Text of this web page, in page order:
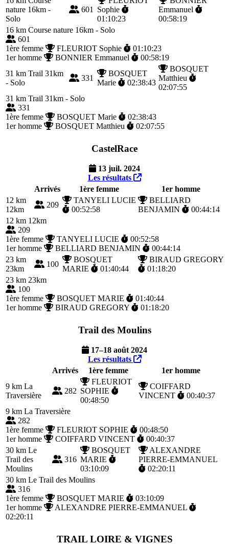
nature 16km -
Solo
601
Sophie
01:10:23
Emmanuel
00:58:19
16 km Course nature 16km - Solo
601
1ère femme
FLEURIOT Sophie
01:10:23
1er homme
BONNIER Emmanuel
00:58:19
31 km Trail 31km
- Solo
331
BOSQUET
Marie
02:38:43
BOSQUET
Matthieu
02:07:55
31 km Trail 31km - Solo
331
1ère femme
BOSQUET Marie
02:38:43
1er homme
BOSQUET Matthieu 02:07:55
CastelRace
13 juil. 2024
Les résultats
Arrivés
1ère femme
1er homme
12 km
12km
209
TANYELI LUCIE
00:52:58
BELLIARD
BENJAMIN
00:44:14
12 km 12km
209
1ère femme
TANYELI LUCIE
00:52:58
1er homme
BELLIARD BENJAMIN
00:44:14
23 km
23km
100
BOSQUET
MARIE
01:40:44
BIRAUD GREGORY
01:18:20
23 km 23km
100
1ère femme
BOSQUET MARIE
01:40:44
1er homme
BIRAUD GREGORY 01:18:20
Trail des Moulins
17–18 août 2024
Les résultats
Arrivés
1ère femme
1er homme
9 km La
Traversière
282
FLEURIOT
SOPHIE
00:48:50
COIFFARD
VINCENT
00:40:37
9 km La Traversière
282
1ère femme
FLEURIOT SOPHIE
00:48:50
1er homme
COIFFARD VINCENT
00:40:37
30 km Le
Trail des
Moulins
316
BOSQUET
MARIE
03:10:09
ALEXANDRE
PIERRE-EMMANUEL
02:20:11
30 km Le Trail des Moulins
316
1ère femme
BOSQUET MARIE
03:10:09
1er homme
ALEXANDRE PIERRE-EMMANUEL
02:20:11
TRAIL LOIRE & VIGNES